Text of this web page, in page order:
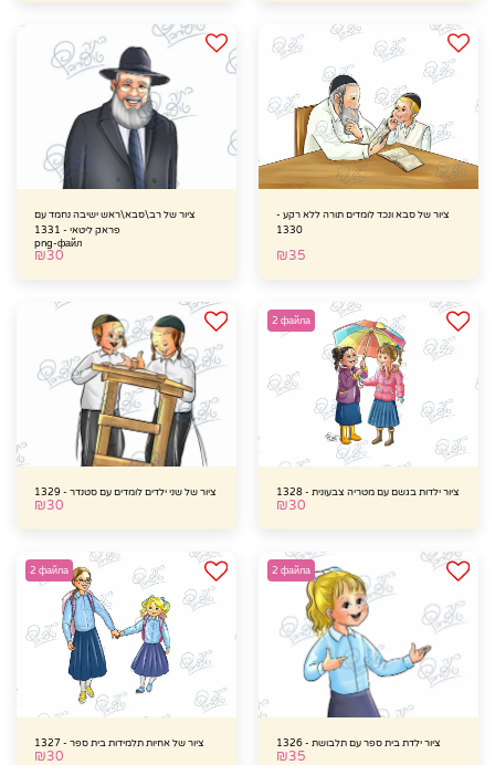
ציור של רב\סבא\ראש ישיבה נחמד עם
פראק ליטאי - 1331
png-файл
₪30
ציור של סבא ונכד לומדים תורה ללא רקע -
1330
₪35
ציור של שני ילדים לומדים עם סטנדר - 1329
₪30
2 файла
ציור ילדות בגשם עם מטריה צבעונית - 1328
₪30
2 файла
ציור של אחיות תלמידות בית ספר - 1327
₪30
2 файла
ציור ילדת בית ספר עם תלבושת - 1326
₪35